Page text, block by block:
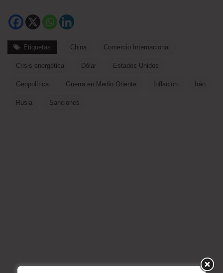
Etiquetas China Comercio Internacional
Crisis energética Dólar Estados Unidos
Geopolítica Guerra en Medio Oriente Inflación Irán
Rusia Sanciones